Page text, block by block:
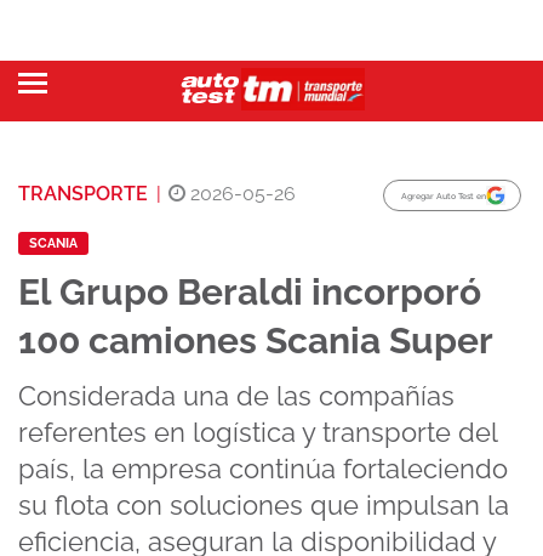
TRANSPORTE | 2026-05-26 Agregar Auto Test en
SCANIA
El Grupo Beraldi incorporó
100 camiones Scania Super
Considerada una de las compañías
referentes en logística y transporte del
país, la empresa continúa fortaleciendo
su flota con soluciones que impulsan la
eficiencia, aseguran la disponibilidad y